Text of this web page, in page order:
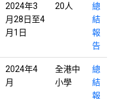
2024年3
月28日至4
月1日
20人
總
結
報
告
2024年4
月
全港中
小學
總
結
報